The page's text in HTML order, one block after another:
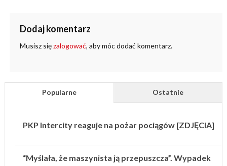
Dodaj komentarz
Musisz sięzalogować, aby móc dodać komentarz.
Popularne Ostatnie
PKP Intercity reaguje na pożar pociągów [ZDJĘCIA]
“Myślała, że maszynista ją przepuszcza”. Wypadek